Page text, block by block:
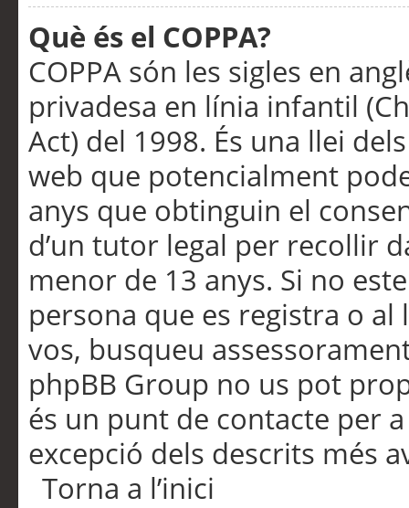
Què és el COPPA?
COPPA són les sigles en
privadesa en línia infantil
Act) del 1998. És una llei
web que potencialment
anys que obtinguin el
d’un tutor legal per recollir
menor de 13 anys. Si no
persona que es registra o
vos, busqueu
phpBB Group no us pot
és un punt de contacte per
excepció dels descrits més
Torna a l’inici